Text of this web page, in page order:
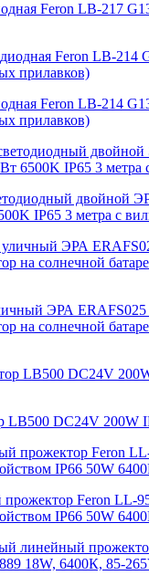
Feron LB-217
Feron LB-214
прилавков)
двойной
IP65 3 метра с
ЭРА ERAFS025
на солнечной
LB500 DC24V 200W
Feron LL-
IP66 50W